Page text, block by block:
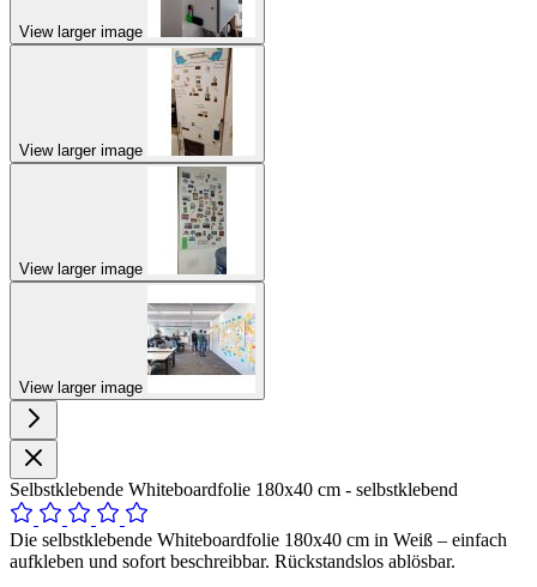
View larger image
View larger image
View larger image
View larger image
Selbstklebende Whiteboardfolie 180x40 cm - selbstklebend
Die selbstklebende Whiteboardfolie 180x40 cm in Weiß – einfach
aufkleben und sofort beschreibbar. Rückstandslos ablösbar.